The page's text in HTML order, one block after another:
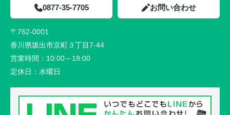
0877-35-7705 お問い合わせ
〒762-0001
香川県坂出市京町３丁目7-44
営業時間： 10:00～18:00
定休日： 水曜日